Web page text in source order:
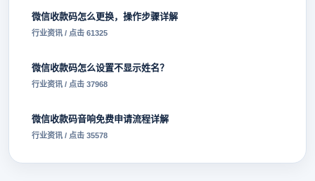
微信收款码怎么更换，操作步骤详解
行业资讯 / 点击 61325
微信收款码怎么设置不显示姓名？
行业资讯 / 点击 37968
微信收款码音响免费申请流程详解
行业资讯 / 点击 35578